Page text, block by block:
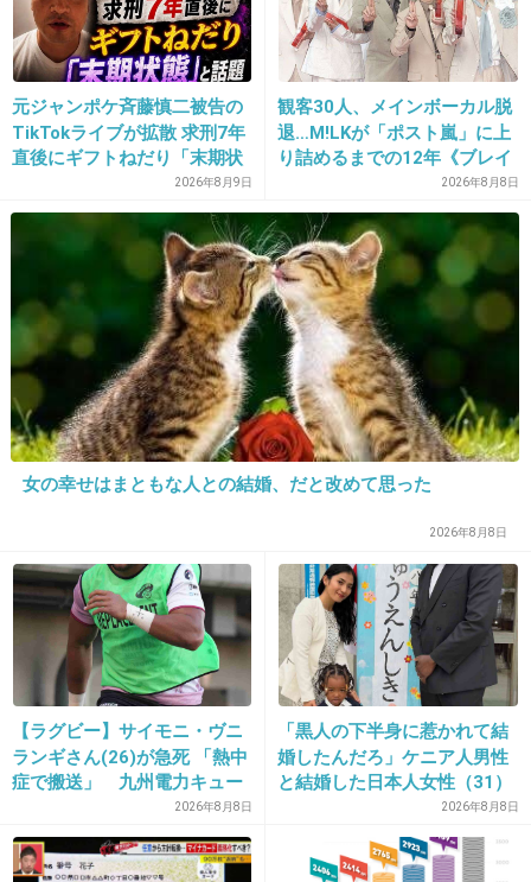
1件の返信
+10 -11
ukaのスカルプブラシ！
ケンザンを2個持ちしてマッサージすると本当
に気持ちいいしほぐれておすすめ。
シャンプーの時よりも湯船に浸かりながらシャ
ンプー前にマッサージしてます！
1件の返信
+34
28. 匿名2022/09/11(日) 23:14:27
>>14
一緒〜^_^
+2 -0
2022/09/11(日) 23:14:29
ベビーオイル！これで全身マッサージをしています。たま
にそこにいいオイルを混ぜて贅沢して楽しんでいます。も
元ジャンポケ斉藤慎二被告の
TikTokライブが拡散 求刑7年
直後にギフトねだり「末期状
2026年8月9日
観客30人、メインボーカル脱
退…M!LKが「ポスト嵐」に上
り詰めるまでの12年《ブレイ
2026年8月8日
女の幸せはまともな人との結婚、だと改めて思った
2026年8月8日
【ラグビー】サイモニ・ヴニ
ランギさん(26)が急死 「熱中
症で搬送」 九州電力キュー
デンヴォルテクスで練習中
2026年8月8日
「黒人の下半身に惹かれて結
婚したんだろ」ケニア人男性
と結婚した日本人女性（31）
に“誹謗中傷”殺到…本人が語
る、日本で感じる“外国人差
別”のリアル
2026年8月8日